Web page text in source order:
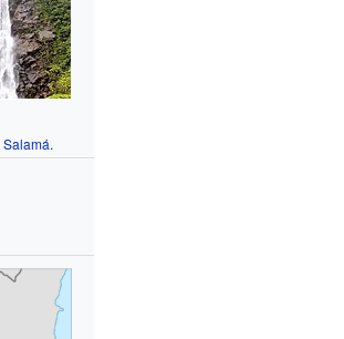
Salamá.